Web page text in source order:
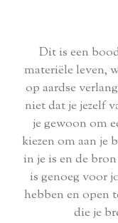
Dit is een
materiële leven,
op aardse
niet dat je jezelf
je gewoon om
kiezen om aan je
in je is en de
is genoeg voor
hebben en open
die je